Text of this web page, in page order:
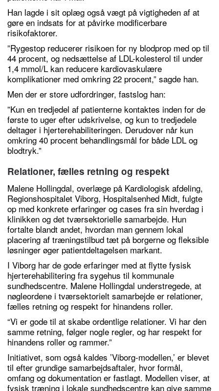
Han lagde i sit oplæg også vægt på vigtigheden af at
gøre en indsats for at påvirke modificerbare
risikofaktorer.
”Rygestop reducerer risikoen for ny blodprop med op til
44 procent, og nedsættelse af LDL-kolesterol til under
1,4 mmol/L kan reducere kardiovaskulære
komplikationer med omkring 22 procent,” sagde han.
Men der er store udfordringer, fastslog han:
”Kun en tredjedel af patienterne kontaktes inden for de
første to uger efter udskrivelse, og kun to tredjedele
deltager i hjerterehabiliteringen. Derudover når kun
omkring 40 procent behandlingsmål for både LDL og
blodtryk.”
Relationer, fælles retning og respekt
Malene Hollingdal, overlæge på Kardiologisk afdeling,
Regionshospitalet Viborg, Hospitalsenhed Midt, fulgte
op med konkrete erfaringer og cases fra sin hverdag i
klinikken og det tværsektorielle samarbejde. Hun
fortalte blandt andet, hvordan man gennem lokal
placering af træningstilbud tæt på borgerne og fleksible
løsninger øger patientdeltagelsen markant.
I Viborg har de gode erfaringer med at flytte fysisk
hjerterehabilitering fra sygehus til kommunale
sundhedscentre. Malene Hollingdal understregede, at
nøgleordene i tværsektorielt samarbejde er relationer,
fælles retning og respekt for hinandens roller.
“Vi er gode til at skabe ordentlige relationer. Vi har den
samme retning, følger nogle regler, og har respekt for
hinandens roller og rammer.”
Initiativet, som også kaldes ’Viborg-modellen,’ er blevet
til efter grundige samarbejdsaftaler, hvor formål,
omfang og dokumentation er fastlagt. Modellen viser, at
fysisk træning i lokale sundhedscentre kan give samme